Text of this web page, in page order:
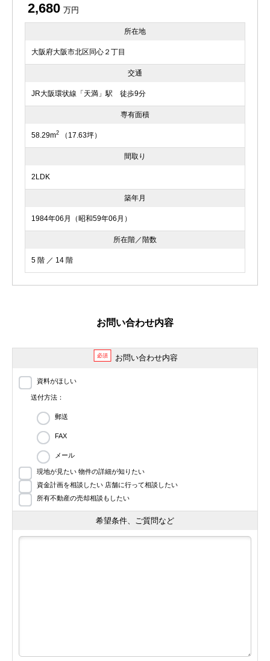
2,680 万円
所在地
大阪府大阪市北区同心２丁目
交通
JR大阪環状線「天満」駅 徒歩9分
専有面積
58.29m2 （17.63坪）
間取り
2LDK
築年月
1984年06月（昭和59年06月）
所在階／階数
5 階 ／ 14 階
お問い合わせ内容
必須 お問い合わせ内容
資料がほしい
送付方法：
郵送
FAX
メール
現地が見たい 物件の詳細が知りたい
資金計画を相談したい 店舗に行って相談したい
所有不動産の売却相談もしたい
希望条件、ご質問など